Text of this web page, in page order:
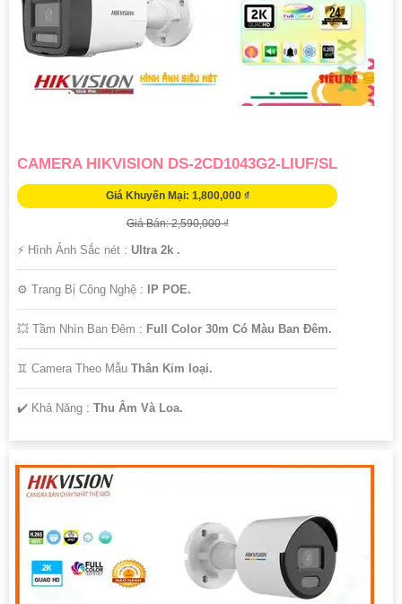
CAMERA HIKVISION DS-2CD1043G2-LIUF/SL
Giá Khuyến Mại: 1,800,000 ₫
Giá Bán: 2,590,000 ₫
️⚡ Hình Ảnh Sắc nét : Ultra 2k .
⚙ Trang Bị Công Nghệ : IP POE.
💥 Tầm Nhìn Ban Đêm : Full Color 30m Có Màu Ban Ðêm.
♊ Camera Theo Mẫu Thân Kim loại.
️✔️ Khả Năng : Thu Âm Và Loa.